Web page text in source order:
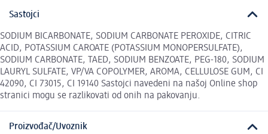
Sastojci
SODIUM BICARBONATE, SODIUM CARBONATE PEROXIDE, CITRIC
ACID, POTASSIUM CAROATE (POTASSIUM MONOPERSULFATE),
SODIUM CARBONATE, TAED, SODIUM BENZOATE, PEG-180, SODIUM
LAURYL SULFATE, VP/VA COPOLYMER, AROMA, CELLULOSE GUM, CI
42090, CI 73015, CI 19140 Sastojci navedeni na našoj Online shop
stranici mogu se razlikovati od onih na pakovanju.
Proizvođač/Uvoznik